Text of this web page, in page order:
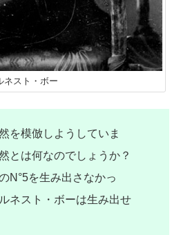
ネスト・ボー
を模倣しようしていま
とは何なのでしょうか？
N°5を生み出さなかっ
ネスト・ボーは生み出せ